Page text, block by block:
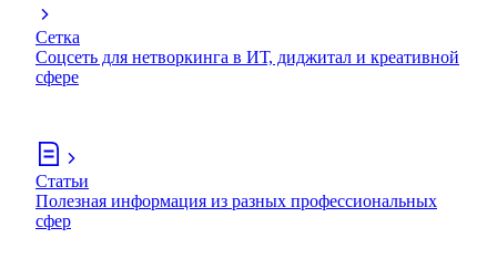
Сетка
Соцсеть для нетворкинга в ИТ, диджитал и креативной
сфере
Статьи
Полезная информация из разных профессиональных
сфер